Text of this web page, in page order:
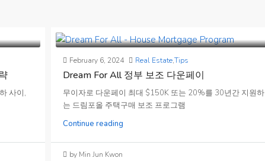
사이,
February 6, 2024 Real Estate,Tips
Dream For All 정부 보조 다운페이
무이자로 다운페이 최대 $150K 또는 20%를 30년간 지원하
는 드림포올 주택구매 보조 프로그램
Continue reading
by Min Jun Kwon